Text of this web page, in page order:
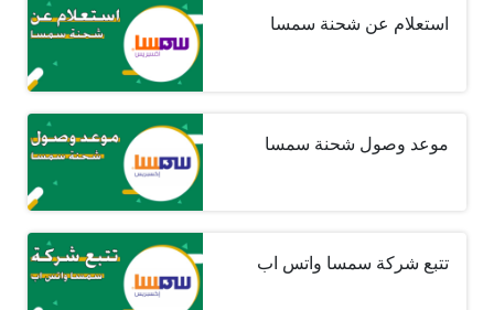
استعلام عن شحنة سمسا
موعد وصول شحنة سمسا
تتبع شركة سمسا واتس اب